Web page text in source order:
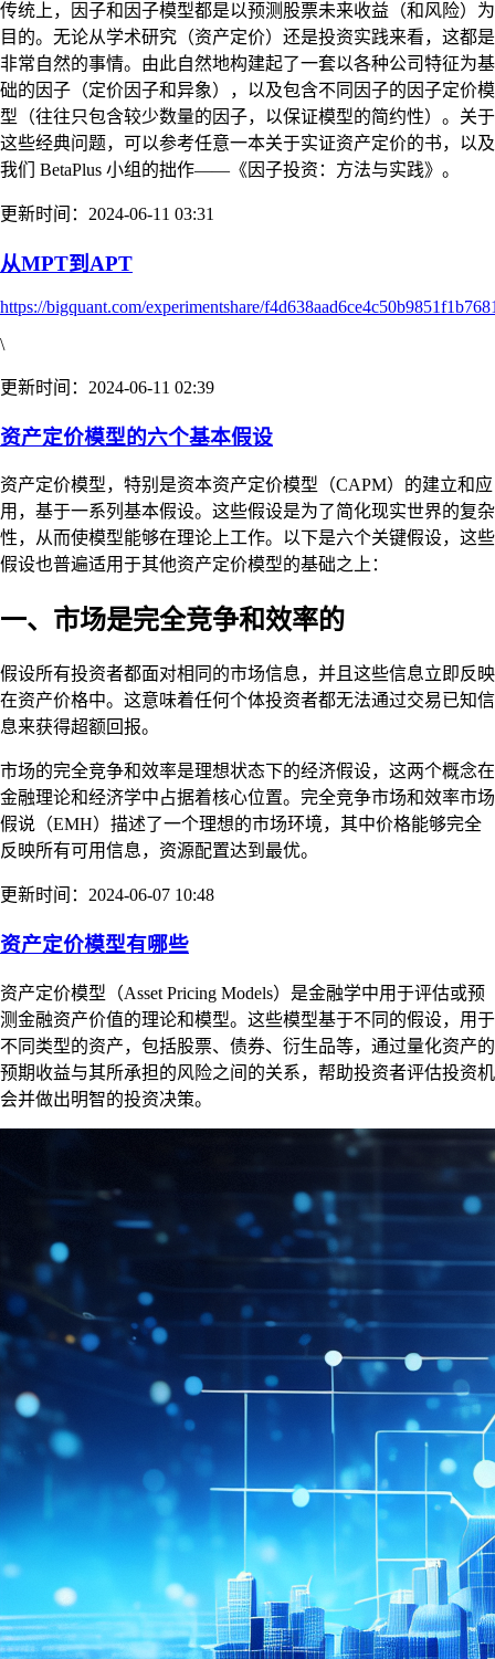
传统上，因子和因子模型都是以预测股票未来收益（和风险）为
目的。无论从学术研究（资产定价）还是投资实践来看，这都是
非常自然的事情。由此自然地构建起了一套以各种公司特征为基
础的因子（定价因子和异象），以及包含不同因子的因子定价模
型（往往只包含较少数量的因子，以保证模型的简约性）。关于
这些经典问题，可以参考任意一本关于实证资产定价的书，以及
我们 BetaPlus 小组的拙作——《因子投资：方法与实践》。
更新时间：2024-06-11 03:31
从MPT到APT
https://bigquant.com/experimentshare/
\
更新时间：2024-06-11 02:39
资产定价模型的六个基本假设
资产定价模型，特别是资本资产定价模型（CAPM）的建立和应
用，基于一系列基本假设。这些假设是为了简化现实世界的复杂
性，从而使模型能够在理论上工作。以下是六个关键假设，这些
假设也普遍适用于其他资产定价模型的基础之上：
一、市场是完全竞争和效率的
假设所有投资者都面对相同的市场信息，并且这些信息立即反映
在资产价格中。这意味着任何个体投资者都无法通过交易已知信
息来获得超额回报。
市场的完全竞争和效率是理想状态下的经济假设，这两个概念在
金融理论和经济学中占据着核心位置。完全竞争市场和效率市场
假说（EMH）描述了一个理想的市场环境，其中价格能够完全
反映所有可用信息，资源配置达到最优。
更新时间：2024-06-07 10:48
资产定价模型有哪些
资产定价模型（Asset Pricing Models）是金融学中用于评估或预
测金融资产价值的理论和模型。这些模型基于不同的假设，用于
不同类型的资产，包括股票、债券、衍生品等，通过量化资产的
预期收益与其所承担的风险之间的关系，帮助投资者评估投资机
会并做出明智的投资决策。